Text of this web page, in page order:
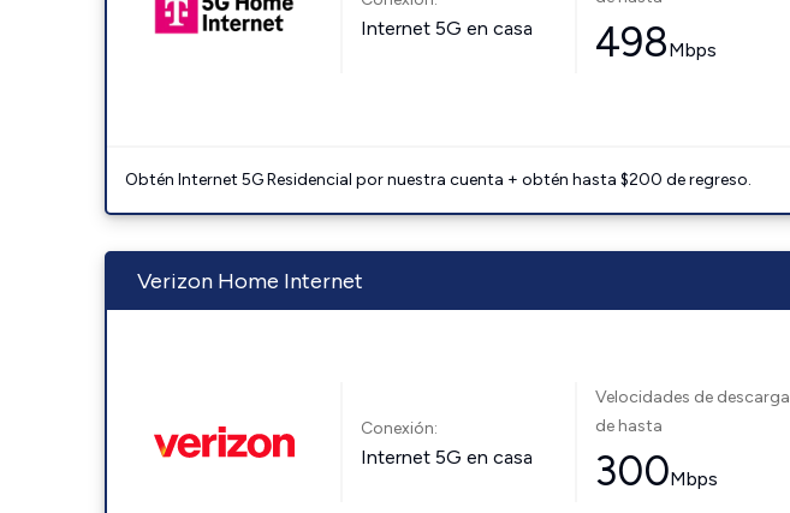
Internet 5G en casa 498Mbps
Obtén Internet 5G Residencial por nuestra cuenta + obtén hasta $200 de regreso.
Verizon Home Internet
Conexión:
Internet 5G en casa
Velocidades de descarga
de hasta
300Mbps